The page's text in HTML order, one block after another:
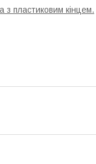
пластиковим кінцем.